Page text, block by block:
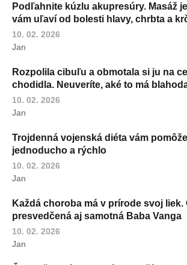
Podľahnite kúzlu akupresúry. Masáž
vám uľaví od bolesti hlavy, chrbta a
10. 02. 2026
Jan
Rozpolila cibuľu a obmotala si ju na
chodidla. Neuveríte, aké to má
10. 02. 2026
Jan
Trojdenná vojenská diéta vám
jednoducho a rýchlo
10. 02. 2026
Jan
Každá choroba má v prírode svoj liek.
presvedčená aj samotná Baba Vanga
10. 02. 2026
Jan